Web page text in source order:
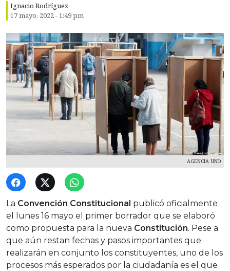
Ignacio Rodríguez
17 mayo, 2022 - 1:49 pm
AGENCIA UNO
La Convención Constitucional publicó oficialmente
el lunes 16 mayo el primer borrador que se elaboró
como propuesta para la nueva Constitución. Pese a
que aún restan fechas y pasos importantes que
realizarán en conjunto los constituyentes, uno de los
procesos más esperados por la ciudadanía es el que